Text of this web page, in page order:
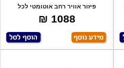
פיזור אוויר רחב אוטומטי לכל
הכיוונים: ימ
1088 ₪